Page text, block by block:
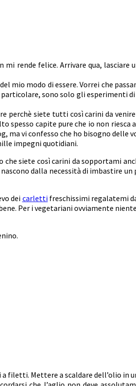
rende felice. Arrivare qua, lasciare
mio modo di essere. Vorrei che
sono solo gli esperimenti
siete tutti così carini da
capite pure che io non riesca
ma vi confesso che ho bisogno delle
impegni quotidiani.
siete così carini da sopportami
dalla necessità di imbastire un
dei carlettifreschissimi regalatemi
Per i vegetariani ovviamente
Mettere a scaldare dell’olio in